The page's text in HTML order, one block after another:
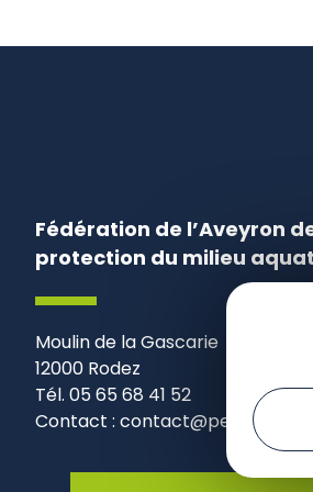
Fédération de l’Aveyron
protection du milieu
Moulin de la Gascarie
12000 Rodez
Tél. 05 65 68 41 52
Contact :